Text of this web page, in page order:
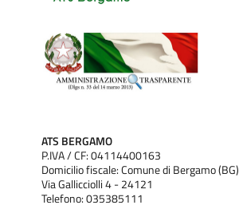
ATS BERGAMO
P.IVA / CF: 04114400163
Domicilio fiscale: Comune di Bergamo (BG)
Via Gallicciolli 4 - 24121
Telefono: 035385111